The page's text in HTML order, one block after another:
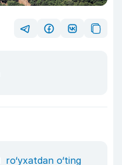
ro‘yxatdan o‘ting